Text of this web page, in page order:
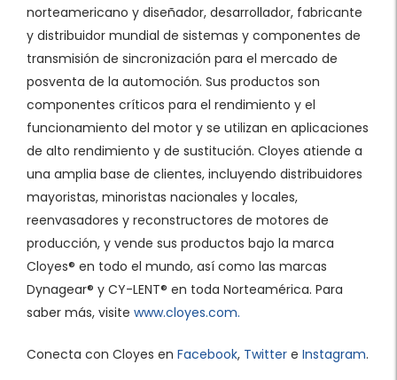
norteamericano y diseñador, desarrollador, fabricante
y distribuidor mundial de sistemas y componentes de
transmisión de sincronización para el mercado de
posventa de la automoción. Sus productos son
componentes críticos para el rendimiento y el
funcionamiento del motor y se utilizan en aplicaciones
de alto rendimiento y de sustitución. Cloyes atiende a
una amplia base de clientes, incluyendo distribuidores
mayoristas, minoristas nacionales y locales,
reenvasadores y reconstructores de motores de
producción, y vende sus productos bajo la marca
Cloyes® en todo el mundo, así como las marcas
Dynagear® y CY-LENT® en toda Norteamérica. Para
saber más, visite www.cloyes.com.
Conecta con Cloyes en Facebook, Twitter e Instagram.